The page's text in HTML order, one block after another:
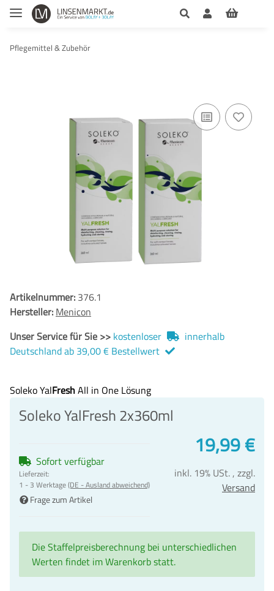
Pflegemittel & Zubehör
Artikelnummer: 376.1
Hersteller: Menicon
Unser Service für Sie >> kostenloser
innerhalb
Deutschland ab 39,00 € Bestellwert
Soleko YalFreshAll in One Lösung
Soleko YalFresh 2x360ml
19,99 €
inkl. 19% USt. , zzgl.
Versand
Sofort verfügbar
Lieferzeit:
1 - 3 Werktage(DE - Ausland abweichend)
Frage zum Artikel
Die Staffelpreisberechnung bei unterschiedlichen
Werten findet im Warenkorb statt.